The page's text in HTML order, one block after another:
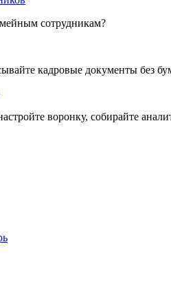
сотрудникам?
кадровые документы без
воронку, собирайте